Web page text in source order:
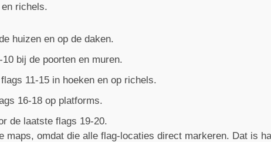
richels.
huizen en op de daken.
bij de poorten en muren.
11-15 in hoeken en op richels.
16-18 op platforms.
de laatste flags 19-20.
maps, omdat die alle flag-locaties direct markeren. Dat is